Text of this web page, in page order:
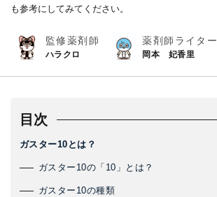
も参考にしてみてください。
監修薬剤師
ハラクロ
薬剤師ライター
岡本 妃香里
目次
ガスター10とは？
ガスター10の「10」とは？
ガスター10の種類